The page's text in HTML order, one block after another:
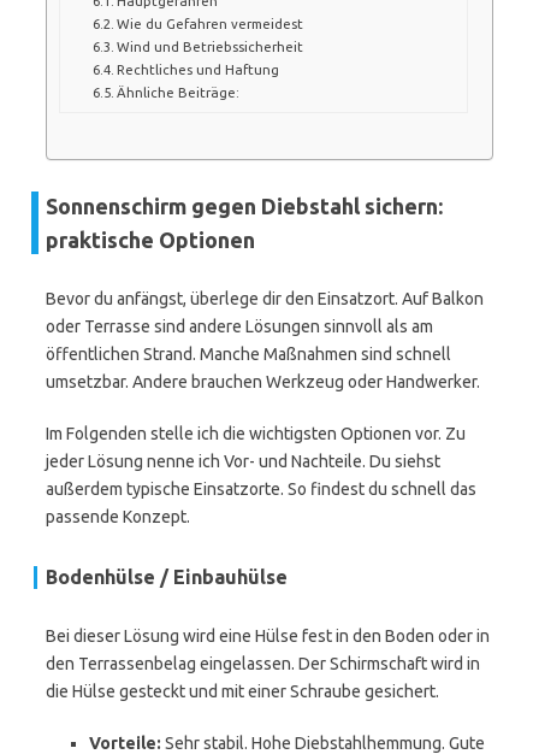
Wie du Gefahren vermeidest
Wind und Betriebssicherheit
Rechtliches und Haftung
Ähnliche Beiträge:
Sonnenschirm gegen Diebstahl sichern:
praktische Optionen
Bevor du anfängst, überlege dir den Einsatzort. Auf Balkon
oder Terrasse sind andere Lösungen sinnvoll als am
öffentlichen Strand. Manche Maßnahmen sind schnell
umsetzbar. Andere brauchen Werkzeug oder Handwerker.
Im Folgenden stelle ich die wichtigsten Optionen vor. Zu
jeder Lösung nenne ich Vor- und Nachteile. Du siehst
außerdem typische Einsatzorte. So findest du schnell das
passende Konzept.
Bodenhülse / Einbauhülse
Bei dieser Lösung wird eine Hülse fest in den Boden oder in
den Terrassenbelag eingelassen. Der Schirmschaft wird in
die Hülse gesteckt und mit einer Schraube gesichert.
Vorteile: Sehr stabil. Hohe Diebstahlhemmung. Gute